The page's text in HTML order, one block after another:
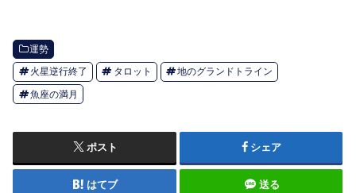
運勢
火星逆行終了 タロット 地のグランドトライン
魚座の満月
ポスト シェア
はてブ 送る